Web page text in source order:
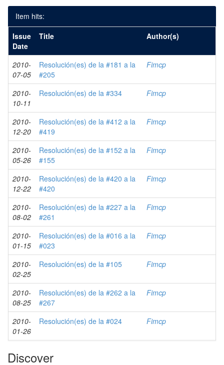
Item hits:
Issue
Date
Title Author(s)
2010-
07-05
Resolución(es) de la #181 a la
#205
Fimcp
2010-
10-11
Resolución(es) de la #334 Fimcp
2010-
12-20
Resolución(es) de la #412 a la
#419
Fimcp
2010-
05-26
Resolución(es) de la #152 a la
#155
Fimcp
2010-
12-22
Resolución(es) de la #420 a la
#420
Fimcp
2010-
08-02
Resolución(es) de la #227 a la
#261
Fimcp
2010-
01-15
Resolución(es) de la #016 a la
#023
Fimcp
2010-
02-25
Resolución(es) de la #105 Fimcp
2010-
08-25
Resolución(es) de la #262 a la
#267
Fimcp
2010-
01-26
Resolución(es) de la #024 Fimcp
Discover